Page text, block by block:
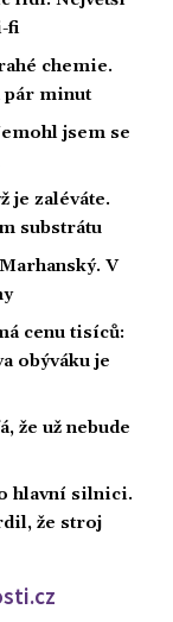
fi
chemie.
pár minut
jsem se
je zaléváte.
substrátu
V
cenu tisíců:
obýváku je
že už nebude
hlavní silnici.
že stroj